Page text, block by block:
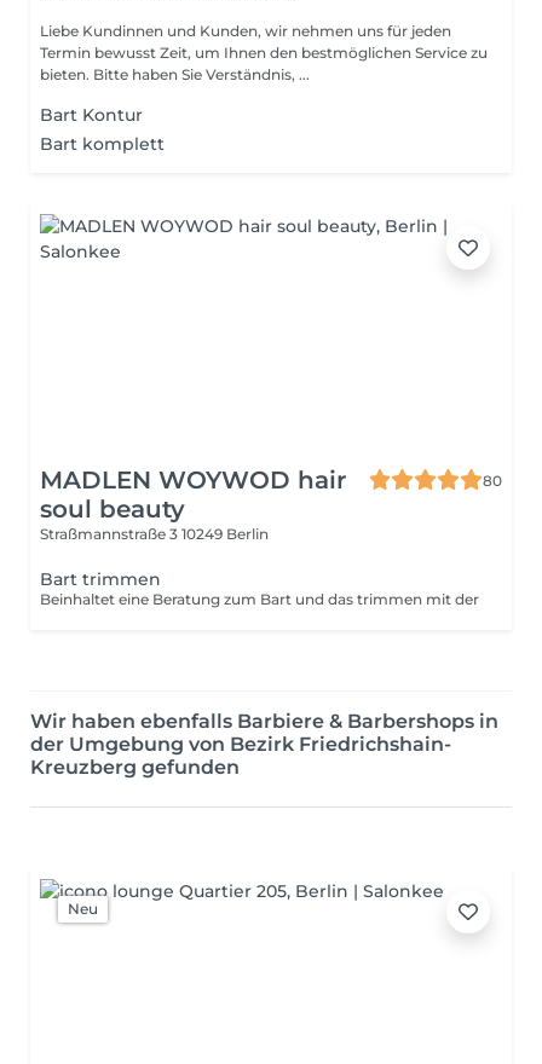
Liebe Kundinnen und Kunden, wir nehmen uns für jeden
Termin bewusst Zeit, um Ihnen den bestmöglichen Service zu
bieten. Bitte haben Sie Verständnis, ...
Bart Kontur
Bart komplett
MADLEN WOYWOD hair
soul beauty
80
Straßmannstraße 3 10249 Berlin
Bart trimmen
Beinhaltet eine Beratung zum Bart und das trimmen mit der
Wir haben ebenfalls Barbiere & Barbershops in
der Umgebung von Bezirk Friedrichshain-
Kreuzberg gefunden
Neu